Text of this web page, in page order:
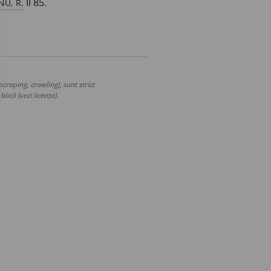
crawling), sunt strict
(vezi licența).